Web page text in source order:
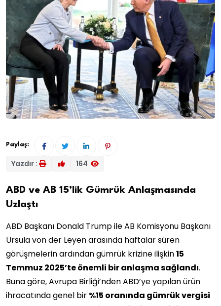
Paylaş:
Yazdır : 164
ABD ve AB 15’lik Gümrük Anlaşmasında
Uzlaştı
ABD Başkanı Donald Trump ile AB Komisyonu Başkanı
Ursula von der Leyen arasında haftalar süren
görüşmelerin ardından gümrük krizine ilişkin15
Temmuz 2025’te önemli bir anlaşma sağlandı.
Buna göre, Avrupa Birliği’nden ABD’ye yapılan ürün
ihracatında genel bir %15 oranında gümrük vergisi